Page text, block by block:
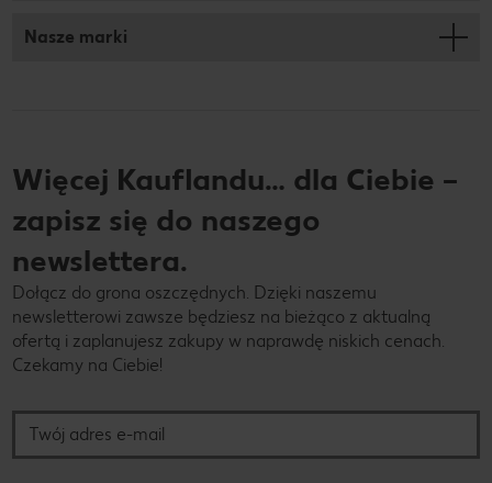
Nasze marki
Więcej Kauflandu… dla Ciebie –
zapisz się do naszego
newslettera.
Dołącz do grona oszczędnych. Dzięki naszemu
newsletterowi zawsze będziesz na bieżąco z aktualną
ofertą i zaplanujesz zakupy w naprawdę niskich cenach.
Czekamy na Ciebie!